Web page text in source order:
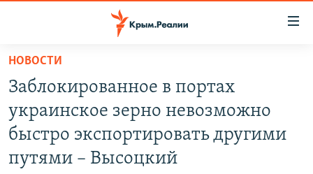
Вернуться
основному
содержанию
Вернутся
главной
НОВОСТИ
СПЕЦПРОЕКТЫ
КАРТА ВОЕННЫХ ОБЪЕКТОВ КРЫМА
ВОДА
НОВОСТИ
Заблокированное в портах
украинское зерно невозможно
быстро экспортировать другими
путями – Высоцкий